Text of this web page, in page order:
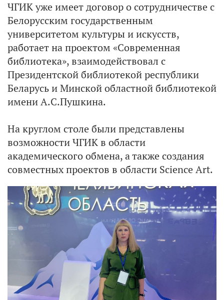
ЧГИК уже имеет договор о сотрудничестве с
Белорусским государственным
университетом культуры и искусств,
работает на проектом «Современная
библиотека», взаимодействовал с
Президентской библиотекой республики
Беларусь и Минской областной библиотекой
имени А.С.Пушкина.
На круглом столе были представлены
возможности ЧГИК в области
академического обмена, а также создания
совместных проектов в области Science Art.